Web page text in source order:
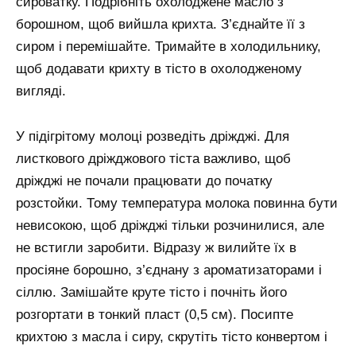
борошном, щоб вийшла крихта. З’єднайте її з
сиром і перемішайте. Тримайте в холодильнику,
щоб додавати крихту в тісто в охолодженому
вигляді.
У підігрітому молоці розведіть дріжджі. Для
листкового дріжджового тіста важливо, щоб
дріжджі не почали працювати до початку
розстойки. Тому температура молока повинна бути
невисокою, щоб дріжджі тільки розчинилися, але
не встигли заробити. Відразу ж вилийте їх в
просіяне борошно, з’єднану з ароматизаторами і
сіллю. Замішайте круте тісто і почніть його
розгортати в тонкий пласт (0,5 см). Посипте
крихтою з масла і сиру, скрутіть тісто конвертом і